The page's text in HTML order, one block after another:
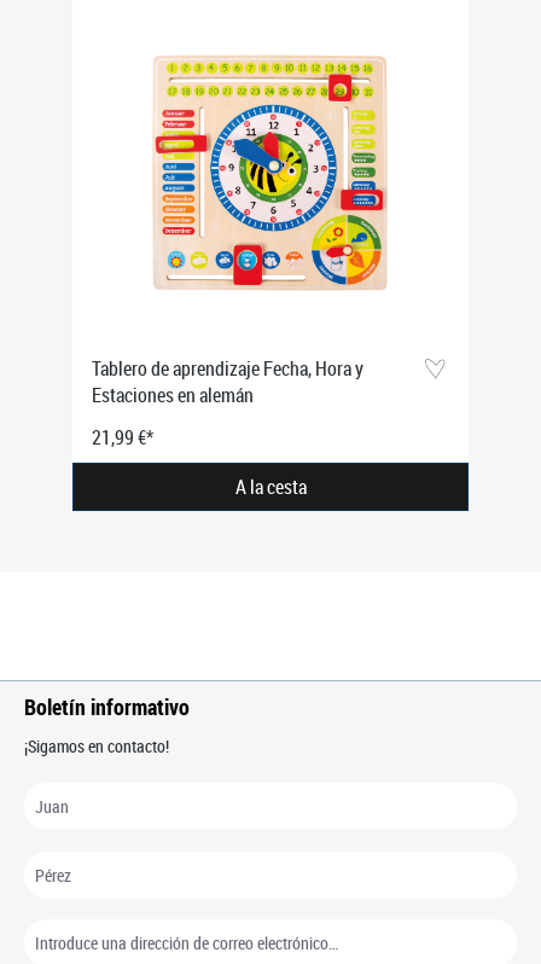
Tablero de aprendizaje Fecha, Hora y
Estaciones en alemán
21,99 €*
A la cesta
Boletín informativo
¡Sigamos en contacto!